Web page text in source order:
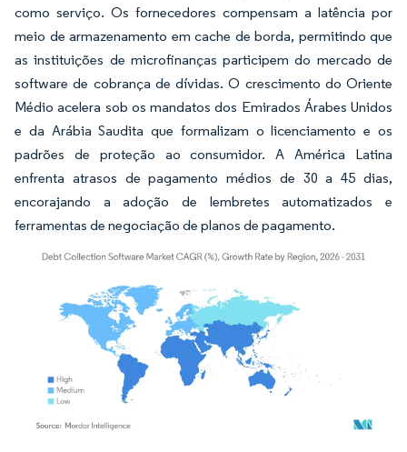
como serviço. Os fornecedores compensam a latência por
meio de armazenamento em cache de borda, permitindo que
as instituições de microfinanças participem do mercado de
software de cobrança de dívidas. O crescimento do Oriente
Médio acelera sob os mandatos dos Emirados Árabes Unidos
e da Arábia Saudita que formalizam o licenciamento e os
padrões de proteção ao consumidor. A América Latina
enfrenta atrasos de pagamento médios de 30 a 45 dias,
encorajando a adoção de lembretes automatizados e
ferramentas de negociação de planos de pagamento.